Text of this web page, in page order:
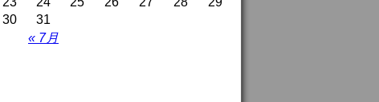
« 7月
30
31